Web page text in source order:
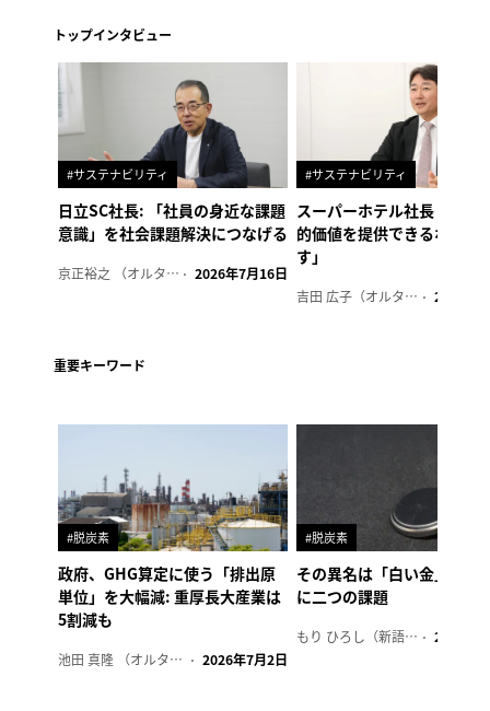
トップインタビュー
#サステナビリティ
日立SC社長: 「社員の身近な課題
意識」を社会課題解決につなげる
京正裕之 （オルタナ副編集長） 2026年7月16日
#サステナビリティ
スーパーホテル社長「地域
的価値を提供できるホテル
す」
吉田 広子（オルタナ輪番編集長） 2026年6
重要キーワード
#脱炭素
政府、GHG算定に使う「排出原
単位」を大幅減: 重厚長大産業は
5割減も
池田 真隆 （オルタナ輪番編集長） 2026年7月2日
#脱炭素
その異名は「白い金」、リ
に二つの課題
もり ひろし（新語ウォッチャー） 2023年7